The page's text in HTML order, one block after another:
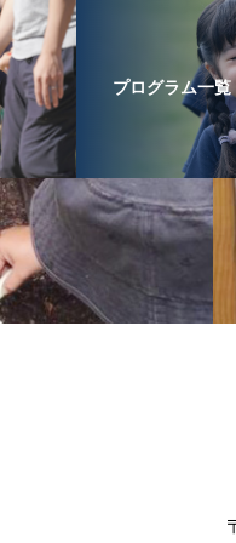
プログラム一覧